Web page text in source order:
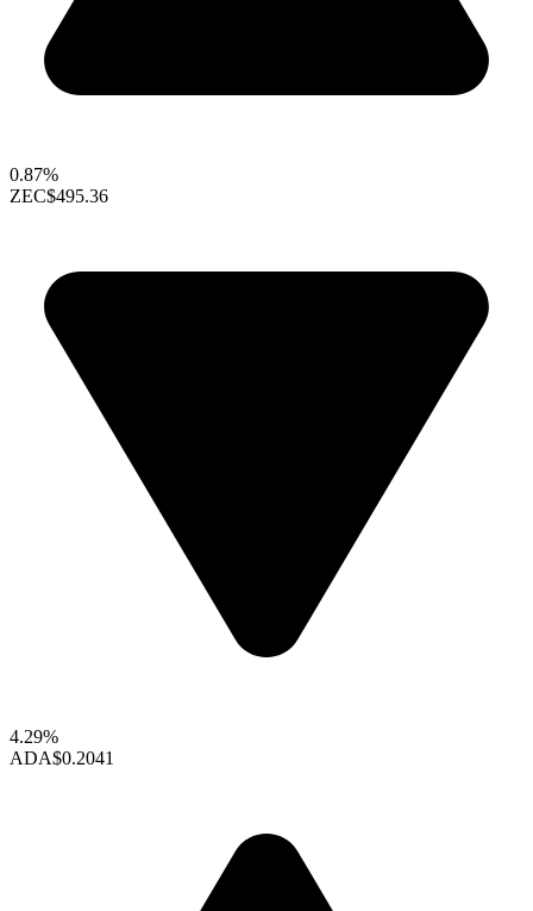
0.87%
ZEC$495.36
4.29%
ADA$0.2041